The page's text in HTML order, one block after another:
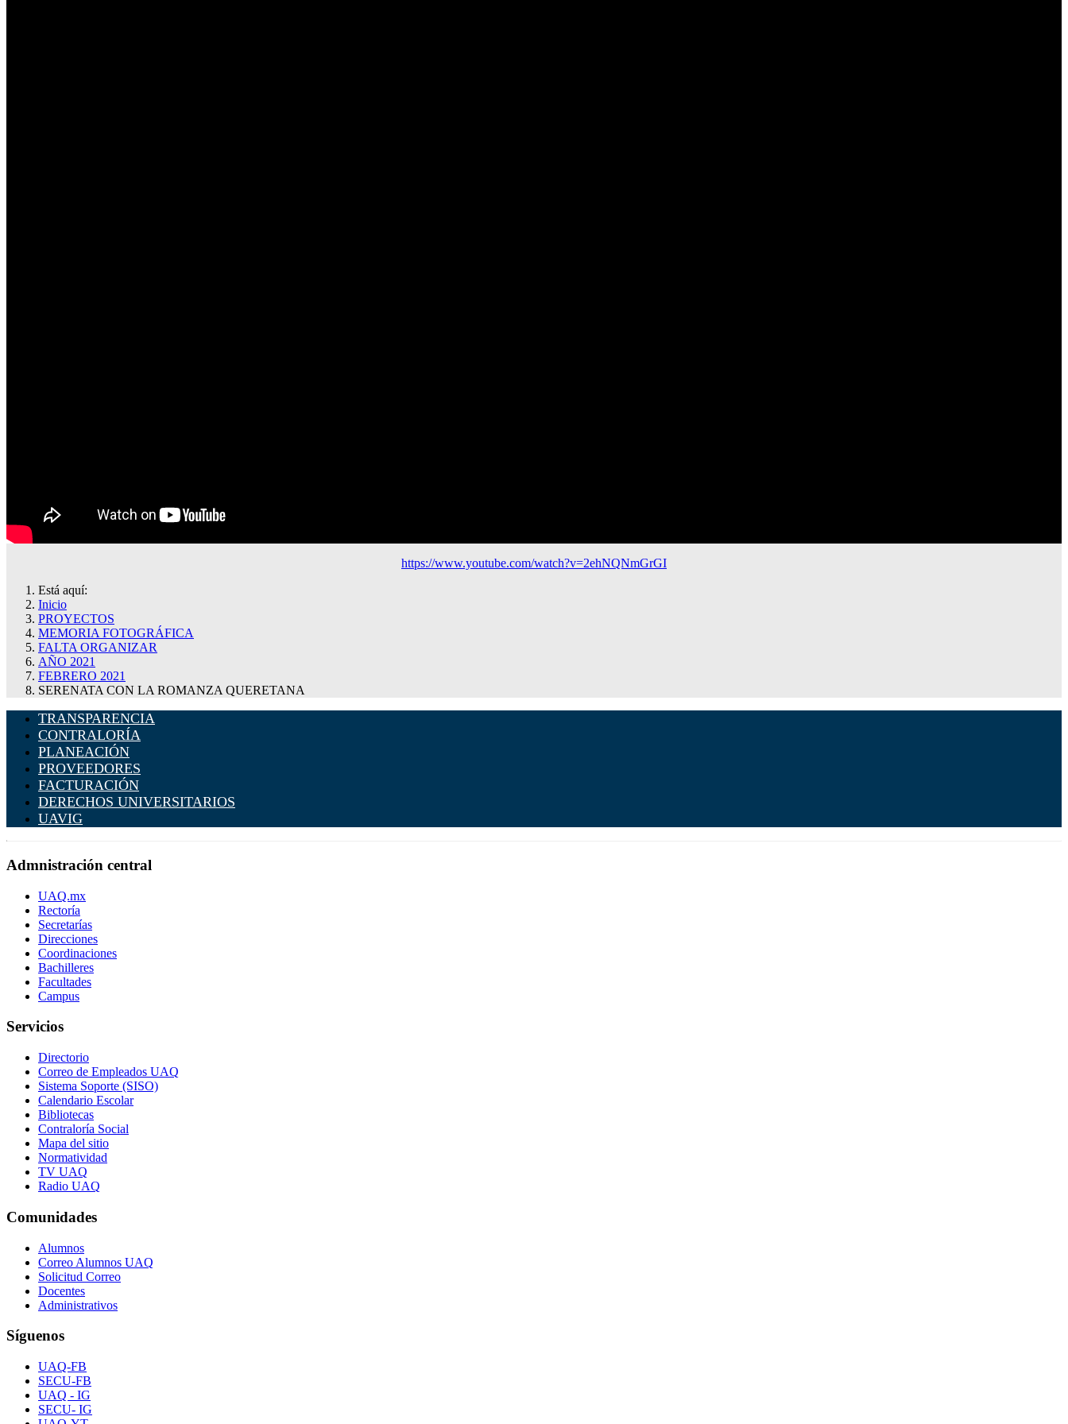
https://www.youtube.com/watch?v=2ehNQNmGrGI
Está aquí:
Inicio
PROYECTOS
MEMORIA FOTOGRÁFICA
FALTA ORGANIZAR
AÑO 2021
FEBRERO 2021
SERENATA CON LA ROMANZA QUERETANA
TRANSPARENCIA
CONTRALORÍA
PLANEACIÓN
PROVEEDORES
FACTURACIÓN
DERECHOS UNIVERSITARIOS
UAVIG
Admnistración central
UAQ.mx
Rectoría
Secretarías
Direcciones
Coordinaciones
Bachilleres
Facultades
Campus
Servicios
Directorio
Correo de Empleados UAQ
Sistema Soporte (SISO)
Calendario Escolar
Bibliotecas
Contraloría Social
Mapa del sitio
Normatividad
TV UAQ
Radio UAQ
Comunidades
Alumnos
Correo Alumnos UAQ
Solicitud Correo
Docentes
Administrativos
Síguenos
UAQ-FB
SECU-FB
UAQ - IG
SECU- IG